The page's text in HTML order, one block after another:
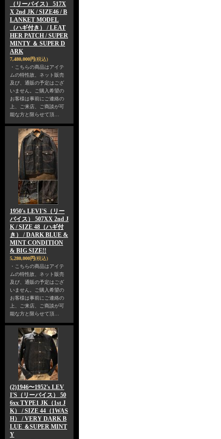
（リーバイス） 517X
X 2nd JK / SIZE46 / B
LANKET MODEL
（ハギ付き） / LEAT
HER PATCH / SUPER
MINTY ＆ SUPER D
ARK
7,480,000円(税込)
・こちらの商品はアイテ
ムの特性故、ネット販売
及び、通販の予定はござ
いません。ご購入希望の
お客様は事前にご連絡の
上、ご来店、ご商談が可
能な方と限らせて頂…
1950's LEVI'S（リー
バイス） 507XX 2nd J
K / SIZE 48（ハギ付
き） / DARK BLUE &
MINT CONDITION
& BIG SIZE!!
5,280,000円(税込)
・こちらの商品はアイテ
ムの特性故、ネット販売
及び、通販の予定はござ
いません。ご購入希望の
お客様は事前にご連絡の
上、ご来店、ご商談が可
能な方と限らせて頂…
(2)1946〜1952's LEV
I'S（リーバイス） 50
6xx TYPE1 JK（1st J
K） / SIZE 44（1WAS
H） / VERY DARK B
LUE ＆SUPER MINT
Y